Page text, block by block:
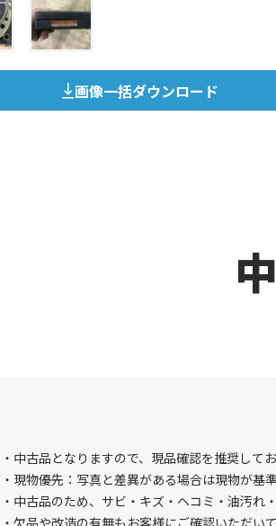
画像一括ダウンロード
中古品となりますので、現品確認を推奨してお
現物優先：写真と差異がある場合は現物が基準
中古品のため、サビ・キズ・ヘコミ・油汚れ